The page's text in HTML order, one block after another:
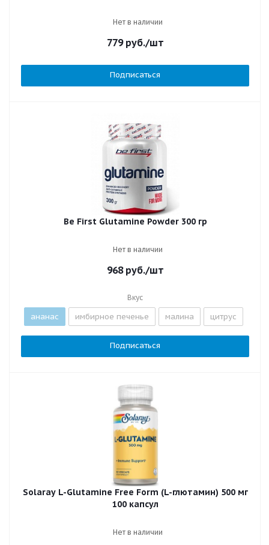
Нет в наличии
779руб./шт
Подписаться
Be First Glutamine Powder 300 гр
Нет в наличии
968руб./шт
Вкус
ананас имбирное печенье малина цитрус
Подписаться
Solaray L-Glutamine Free Form (L-глютамин) 500 мг
100 капсул
Нет в наличии